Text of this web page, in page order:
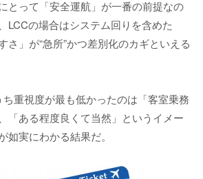
とって「安全運航」が一番の前提なの
LCCの場合はシステム回りを含めた
さ」が“急所”かつ差別化のカギといえる
重視度が最も低かったのは「客室乗務
「ある程度良くて当然」というイメー
如実にわかる結果だ。